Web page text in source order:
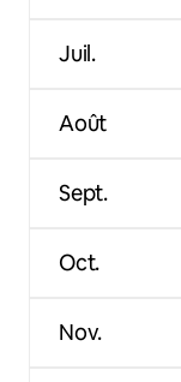
Juil.
Août
Sept.
Oct.
Nov.